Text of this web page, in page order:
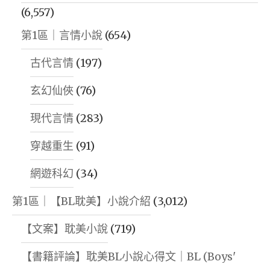
(6,557)
第1區｜言情小說 (654)
古代言情 (197)
玄幻仙俠 (76)
現代言情 (283)
穿越重生 (91)
網遊科幻 (34)
第1區｜【BL耽美】小說介紹 (3,012)
【文案】耽美小說 (719)
【書籍評論】耽美BL小說心得文｜BL (Boys'